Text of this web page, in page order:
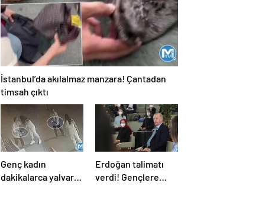
İstanbul’da akılalmaz manzara! Çantadan
timsah çıktı
Genç kadın
dakikalarca yalvardı
Erdoğan talimatı
verdi! Gençlere